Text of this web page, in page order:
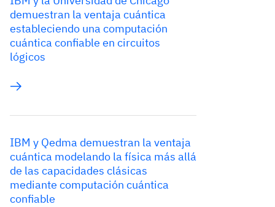
demuestran la ventaja cuántica
estableciendo una computación
cuántica confiable en circuitos
lógicos
IBM y Qedma demuestran la ventaja
cuántica modelando la física más allá
de las capacidades clásicas
mediante computación cuántica
confiable